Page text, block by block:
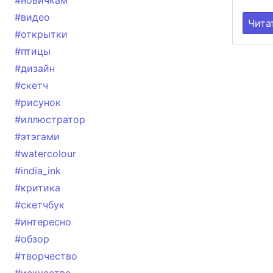
#видео
#открытки
#птицы
#дизайн
#скетч
#рисунок
#иллюстратор
#этэгами
#watercolour
#india_ink
#критика
#скетчбук
#интересно
#обзор
#творчество